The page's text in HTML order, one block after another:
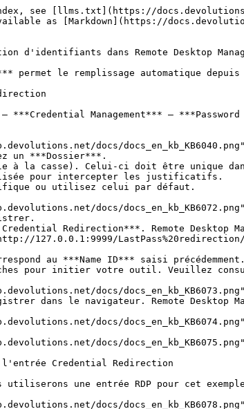
see [llms.txt](https://
as [Markdown](https://
d'identifiants dans Remote Desktop
permet le remplissage automatique
***Credential Management*** –
un ***Dossier***.
à la casse). Celui-ci doit être
pour intercepter les justificatifs.
ou utilisez celui par défaut.
Redirection***. Remote
127.0.0.1:9999/
pour initier votre outil. Veuillez
dans le navigateur. Remote
Credential Redirection
une entrée RDP pour cet